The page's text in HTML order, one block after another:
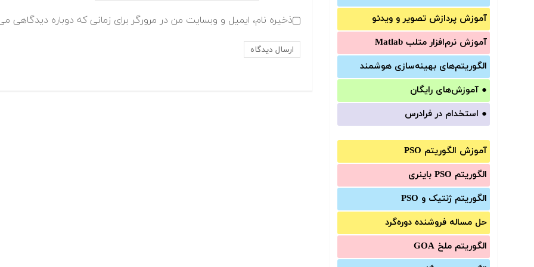
آموزش‌ پردازش تصویر و ویدئو
آموزش‌ نرم‌افزار متلب Matlab
الگوریتم‌های بهینه‌سازی هوشمند
● آموزش‌های رایگان
● استخدام در فرادرس
آموزش الگوریتم PSO
الگوریتم PSO باینری
الگوریتم ژنتیک و PSO
حل مساله فروشنده دوره‌گرد
الگوریتم ملخ GOA
ذخیره نام، ایمیل و وبسایت من در مرورگر برای زمانی که دوباره دیدگاهی